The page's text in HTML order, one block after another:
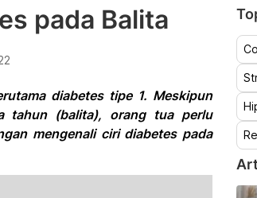
pada Balita
diabetes tipe 1. Meskipun
tahun (balita), orang tua perlu
mengenali ciri diabetes pada